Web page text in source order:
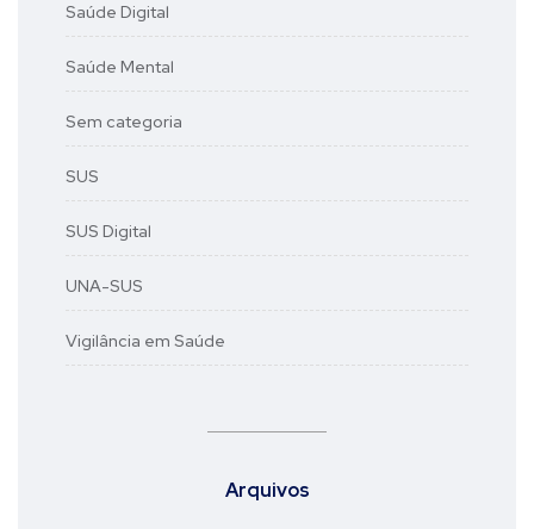
Saúde Digital
Saúde Mental
Sem categoria
SUS
SUS Digital
UNA-SUS
Vigilância em Saúde
Arquivos